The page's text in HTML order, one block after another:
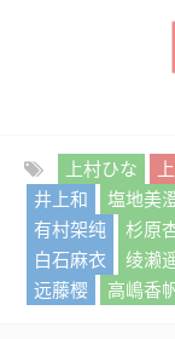
上村ひな
井上和
塩地美
有村架纯
杉原
白石麻衣
绫濑
远藤樱
高嶋香